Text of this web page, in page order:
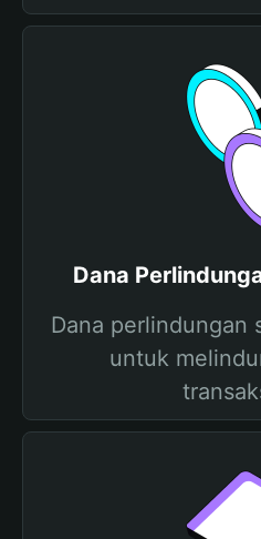
Dana
Dana perlindungan
untuk